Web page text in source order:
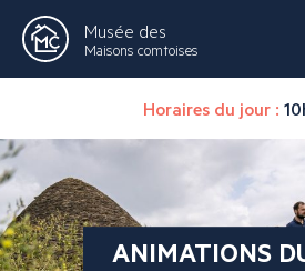
Musée des
Maisons comtoises
Horaires du jour :
ANIMATIONS